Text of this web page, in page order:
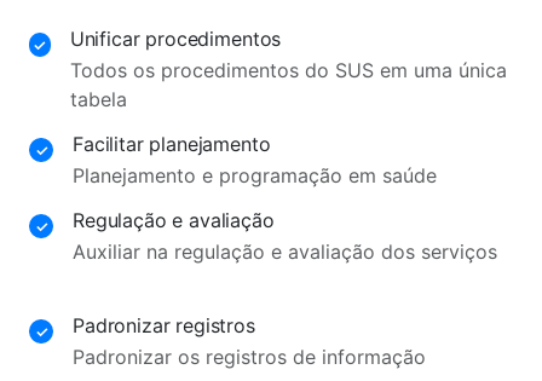
✓
Unificar procedimentos
Todos os procedimentos do SUS em uma única
tabela
✓
Facilitar planejamento
Planejamento e programação em saúde
✓
Regulação e avaliação
Auxiliar na regulação e avaliação dos serviços
✓
Padronizar registros
Padronizar os registros de informação